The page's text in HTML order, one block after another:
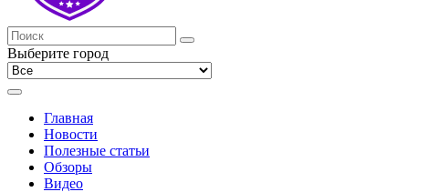
Выберите город
Главная
Новости
Полезные статьи
Обзоры
Видео